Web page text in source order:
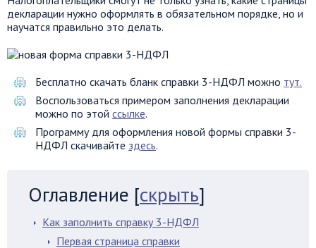
декларации нужно оформлять в обязательном порядке, но и
научатся правильно это делать.
Бесплатно скачать бланк справки 3-НДФЛ можно тут.
Воспользоваться примером заполнения декларации
можно по этой ссылке.
Программу для оформления новой формы справки 3-
НДФЛ скачивайте здесь.
Оглавление [скрыть]
Как заполнить справку 3-НДФЛ
Первая страница справки